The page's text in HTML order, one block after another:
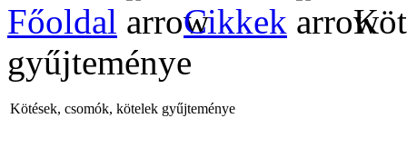
Főoldal Cikkek
gyűjteménye
Kötések, csomók, kötelek gyűjteménye